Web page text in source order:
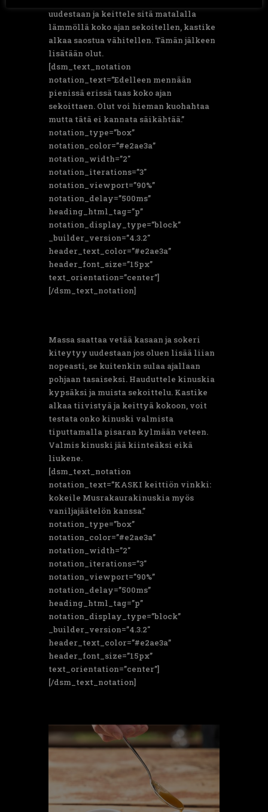
uudestaan ja keittele sitä matalalla
lämmöllä koko ajan sekoitellen, kastike
alkaa saostua vähitellen. Tämän jälkeen
lisätään olut.
[dsm_text_notation
notation_text=”Edelleen mennään
pienissä erissä taas koko ajan
sekoittaen. Olut voi hieman kuohahtaa
mutta tätä ei kannata säikähtää.”
notation_type=”box”
notation_color=”#e2ae3a”
notation_width=”2″
notation_iterations=”3″
notation_viewport=”90%”
notation_delay=”500ms”
heading_html_tag=”p”
notation_display_type=”block”
_builder_version=”4.3.2″
header_text_color=”#e2ae3a”
header_font_size=”15px”
text_orientation=”center”]
[/dsm_text_notation]
Massa saattaa vetää kasaan ja sokeri
kiteytyy uudestaan jos oluen lisää liian
nopeasti, se kuitenkin sulaa ajallaan
pohjaan tasaiseksi. Hauduttele kinuskia
kypsäksi ja muista sekoittelu. Kastike
alkaa tiivistyä ja keittyä kokoon, voit
testata onko kinuski valmista
tiputtamalla pisaran kylmään veteen.
Valmis kinuski jää kiinteäksi eikä
liukene.
[dsm_text_notation
notation_text=”KASKI keittiön vinkki:
kokeile Musrakaurakinuskia myös
vaniljajäätelön kanssa.”
notation_type=”box”
notation_color=”#e2ae3a”
notation_width=”2″
notation_iterations=”3″
notation_viewport=”90%”
notation_delay=”500ms”
heading_html_tag=”p”
notation_display_type=”block”
_builder_version=”4.3.2″
header_text_color=”#e2ae3a”
header_font_size=”15px”
text_orientation=”center”]
[/dsm_text_notation]